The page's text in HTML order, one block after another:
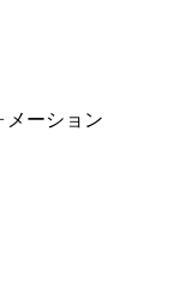
メーション